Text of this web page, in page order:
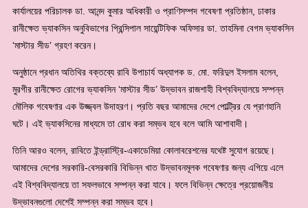
কার্যালয়ের পরিচালক ডা. আনন্দ কুমার অধিকারী ও প্রাণিসম্পদ গবেষণা প্রতিষ্ঠান, ঢাকার
রানীক্ষেত ভ্যাকসিন অনুবিভাগের প্রিন্সিপাল সায়েন্টিফিক অফিসার ডা. তাহমিনা বেগম ভ্যাকসিন
‘মাস্টার সীড’ গ্রহণ করেন।
অনুষ্ঠানে প্রধান অতিথির বক্তব্যে রাবি উপাচার্য অধ্যাপক ড. মো. ফরিদুল ইসলাম বলেন,
মুরগীর রানীক্ষেত রোগের ভ্যাকসিন ‘মাস্টার সীড’ উদ্ভাবন রাজশাহী বিশ্ববিদ্যালয়ে সম্পন্ন
মৌলিক গবেষণার এক উজ্জ্বল উদাহরণ। প্রতি বছর আমাদের দেশে পোল্ট্রির যে প্রাণহানি
ঘটে। এই ভ্যাকসিনের মাধ্যমে তা রোধ করা সম্ভব হবে বলে আমি আশাবাদী।
তিনি আরও বলেন, রাবিতে ইন্ড্রাস্ট্রি-একাডেমিয়া কোলাবরেশনের যথেষ্ট সুযোগ রয়েছে।
আমাদের দেশের সরকারি-বেসরকারি বিভিন্ন খাত উদ্ভাবনমূলক গবেষণার জন্য এগিয়ে এলে
এই বিশ্ববিদ্যালয়ে তা সফলভাবে সম্পন্ন করা যাবে। ফলে বিভিন্ন ক্ষেত্রে প্রয়োজনীয়
উদ্ভাবনগুলো দেশেই সম্পন্ন করা সম্ভব হবে।